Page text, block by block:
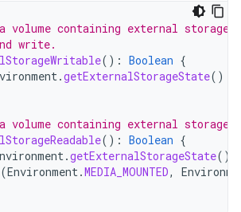
volume containing external storage
write.
(): Boolean {
.getExternalStorageState()
volume containing external
(): Boolean {
.getExternalStorageState()
(Environment.MEDIA_MOUNTED,